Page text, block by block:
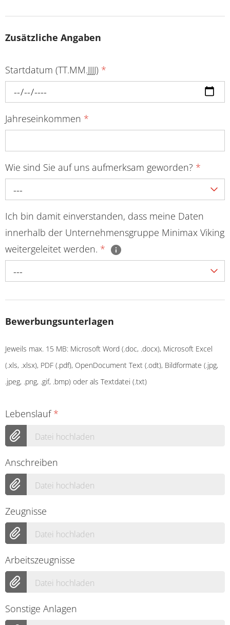
Zusätzliche Angaben
Startdatum (TT.MM.JJJJ) *
Jahreseinkommen *
Wie sind Sie auf uns aufmerksam geworden? *
---
Ich bin damit einverstanden, dass meine Daten
innerhalb der Unternehmensgruppe Minimax Viking
weitergeleitet werden. *
---
Bewerbungsunterlagen
Jeweils max. 15 MB: Microsoft Word (.doc, .docx), Microsoft Excel
(.xls, .xlsx), PDF (.pdf), OpenDocument Text (.odt), Bildformate (.jpg,
.jpeg, .png, .gif, .bmp) oder als Textdatei (.txt)
Lebenslauf*
Datei hochladen
Anschreiben
Datei hochladen
Zeugnisse
Datei hochladen
Arbeitszeugnisse
Datei hochladen
Sonstige Anlagen